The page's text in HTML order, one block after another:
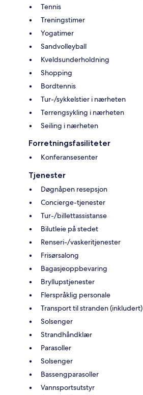
Tennis
Treningstimer
Yogatimer
Sandvolleyball
Kveldsunderholdning
Shopping
Bordtennis
Tur-/sykkelstier i nærheten
Terrengsykling i nærheten
Seiling i nærheten
Forretningsfasiliteter
Konferansesenter
Tjenester
Døgnåpen resepsjon
Concierge-tjenester
Tur-/billettassistanse
Bilutleie på stedet
Renseri-/vaskeritjenester
Frisørsalong
Bagasjeoppbevaring
Bryllupstjenester
Flerspråklig personale
Transport til stranden (inkludert)
Solsenger
Strandhåndklær
Parasoller
Solsenger
Bassengparasoller
Vannsportsutstyr